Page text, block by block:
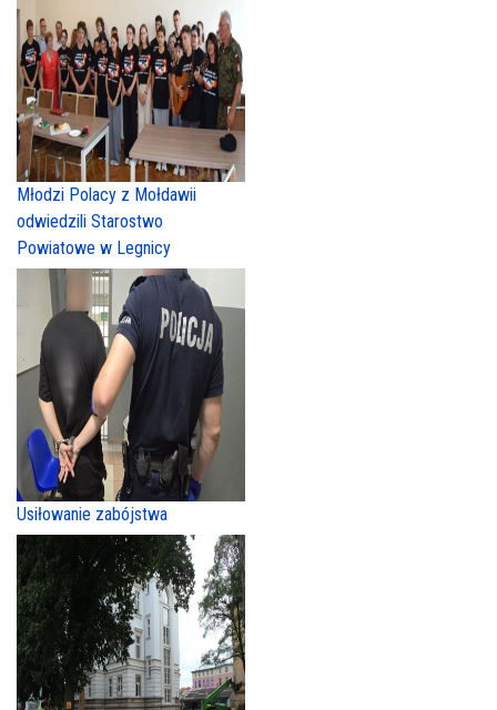
Młodzi Polacy z Mołdawii
odwiedzili Starostwo
Powiatowe w Legnicy
Usiłowanie zabójstwa